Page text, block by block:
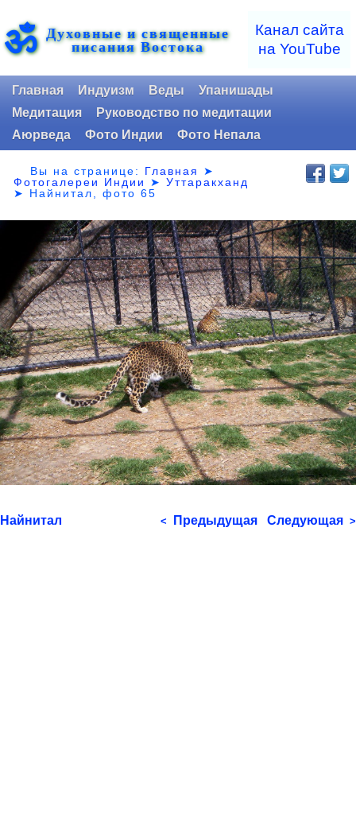
ॐ Духовные и священные
писания Востока
Канал сайта
на YouTube
Главная Индуизм Веды
Упанишады
Медитация
Руководство по медитации
Аюрведа
Фото Индии Фото Непала
Вы на странице: Главная
➤
Фотогалереи Индии
➤Уттаракханд
➤ Найнитал, фото 65
Найнитал < Предыдущая Следующая >